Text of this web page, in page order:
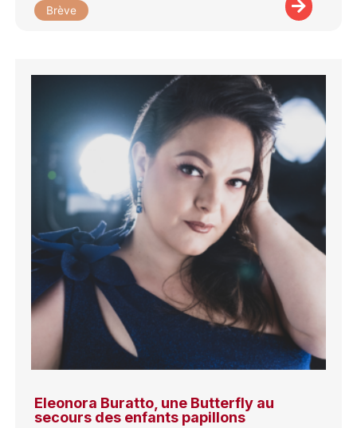
Brève
Eleonora Buratto, une Butterfly au
secours des enfants papillons